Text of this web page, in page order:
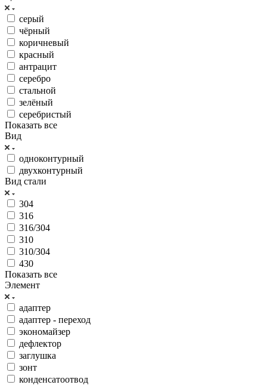
серый
чёрный
коричневый
красный
антрацит
серебро
стальной
зелёный
серебристый
Показать все
Вид
одноконтурный
двухконтурный
Вид стали
304
316
316/304
310
310/304
430
Показать все
Элемент
адаптер
адаптер - переход
экономайзер
дефлектор
заглушка
зонт
конденсатоотвод